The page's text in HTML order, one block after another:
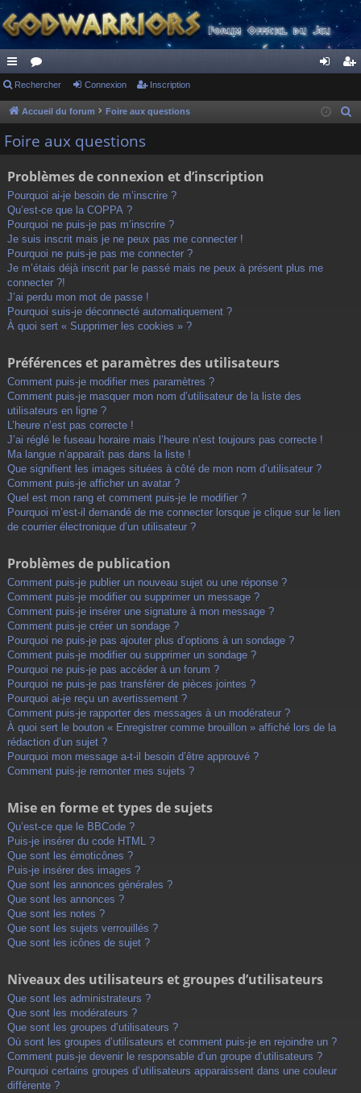
ac
co
ur
s
or
u ne cri
Rechercher Connexion Inscription
Accueil du forum Foire aux questions
Foire aux questions
Problèmes de connexion et d’inscription
Pourquoi ai-je besoin de m’inscrire ?
Qu’est-ce que la COPPA ?
Pourquoi ne puis-je pas m’inscrire ?
Je suis inscrit mais je ne peux pas me connecter !
Pourquoi ne puis-je pas me connecter ?
Je m’étais déjà inscrit par le passé mais ne peux à présent plus me
connecter ?!
J’ai perdu mon mot de passe !
Pourquoi suis-je déconnecté automatiquement ?
À quoi sert « Supprimer les cookies » ?
Préférences et paramètres des utilisateurs
Comment puis-je modifier mes paramètres ?
Comment puis-je masquer mon nom d’utilisateur de la liste des
utilisateurs en ligne ?
L’heure n’est pas correcte !
J’ai réglé le fuseau horaire mais l’heure n’est toujours pas correcte !
Ma langue n’apparaît pas dans la liste !
Que signifient les images situées à côté de mon nom d’utilisateur ?
Comment puis-je afficher un avatar ?
Quel est mon rang et comment puis-je le modifier ?
Pourquoi m’est-il demandé de me connecter lorsque je clique sur le lien
de courrier électronique d’un utilisateur ?
Problèmes de publication
Comment puis-je publier un nouveau sujet ou une réponse ?
Comment puis-je modifier ou supprimer un message ?
Comment puis-je insérer une signature à mon message ?
Comment puis-je créer un sondage ?
Pourquoi ne puis-je pas ajouter plus d’options à un sondage ?
Comment puis-je modifier ou supprimer un sondage ?
Pourquoi ne puis-je pas accéder à un forum ?
Pourquoi ne puis-je pas transférer de pièces jointes ?
Pourquoi ai-je reçu un avertissement ?
Comment puis-je rapporter des messages à un modérateur ?
À quoi sert le bouton « Enregistrer comme brouillon » affiché lors de la
rédaction d’un sujet ?
Pourquoi mon message a-t-il besoin d’être approuvé ?
Comment puis-je remonter mes sujets ?
Mise en forme et types de sujets
Qu’est-ce que le BBCode ?
Puis-je insérer du code HTML ?
Que sont les émoticônes ?
Puis-je insérer des images ?
Que sont les annonces générales ?
Que sont les annonces ?
Que sont les notes ?
Que sont les sujets verrouillés ?
Que sont les icônes de sujet ?
Niveaux des utilisateurs et groupes d’utilisateurs
Que sont les administrateurs ?
Que sont les modérateurs ?
Que sont les groupes d’utilisateurs ?
Où sont les groupes d’utilisateurs et comment puis-je en rejoindre un ?
Comment puis-je devenir le responsable d’un groupe d’utilisateurs ?
Pourquoi certains groupes d’utilisateurs apparaissent dans une couleur
différente ?